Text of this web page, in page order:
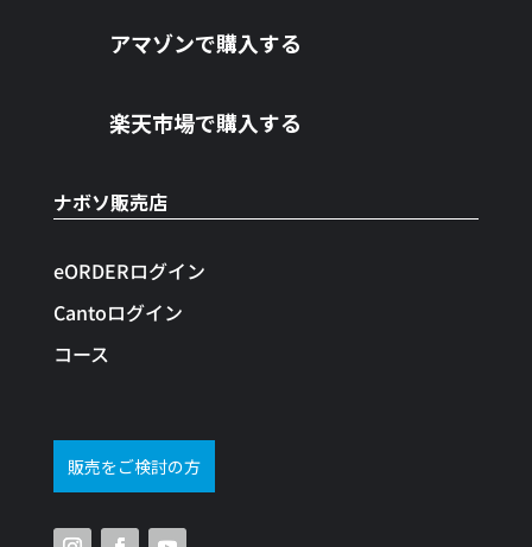
アマゾンで購入する
楽天市場で購入する
ナボソ販売店
eORDERログイン
Cantoログイン
コース
販売をご検討の方